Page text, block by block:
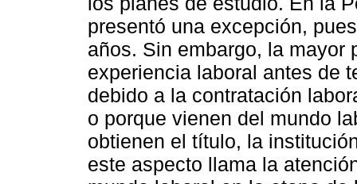
presentó una excepción,
años. Sin embargo, la mayor
experiencia laboral antes de
debido a la contratación
o porque vienen del mundo
obtienen el título, la
este aspecto llama la